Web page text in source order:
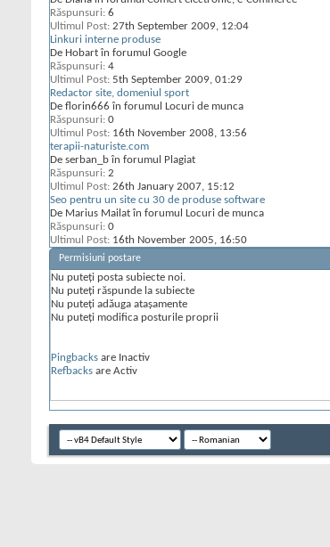
Răspunsuri: 6
Ultimul Post: 27th September 2009, 12:04
Linkuri interne produse
De Hobart în forumul Google
Răspunsuri: 4
Ultimul Post: 5th September 2009, 01:29
Redactor site, domeniul sport
De florin666 în forumul Locuri de munca
Răspunsuri: 0
Ultimul Post: 16th November 2008, 13:56
terapii-naturiste.com
De serban_b în forumul Plagiat
Răspunsuri: 2
Ultimul Post: 26th January 2007, 15:12
Seo pentru un site cu 30 de produse software
De Marius Mailat în forumul Locuri de munca
Răspunsuri: 0
Ultimul Post: 16th November 2005, 16:50
Permisiuni postare
Nu puteţi posta subiecte noi.
Nu puteţi răspunde la subiecte
Nu puteţi adăuga ataşamente
Nu puteţi modifica posturile proprii
Pingbacks are Inactiv
Refbacks are Activ